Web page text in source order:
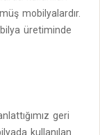
mobilyalardır.
üretiminde
geri
kullanılan